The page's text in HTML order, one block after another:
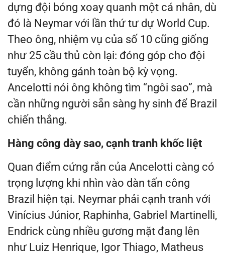
dựng đội bóng xoay quanh một cá nhân, dù
đó là Neymar với lần thứ tư dự World Cup.
Theo ông, nhiệm vụ của số 10 cũng giống
như 25 cầu thủ còn lại: đóng góp cho đội
tuyển, không gánh toàn bộ kỳ vọng.
Ancelotti nói ông không tìm “ngôi sao”, mà
cần những người sẵn sàng hy sinh để Brazil
chiến thắng.
Hàng công dày sao, cạnh tranh khốc liệt
Quan điểm cứng rắn của Ancelotti càng có
trọng lượng khi nhìn vào dàn tấn công
Brazil hiện tại. Neymar phải cạnh tranh với
Vinícius Júnior, Raphinha, Gabriel Martinelli,
Endrick cùng nhiều gương mặt đang lên
như Luiz Henrique, Igor Thiago, Matheus